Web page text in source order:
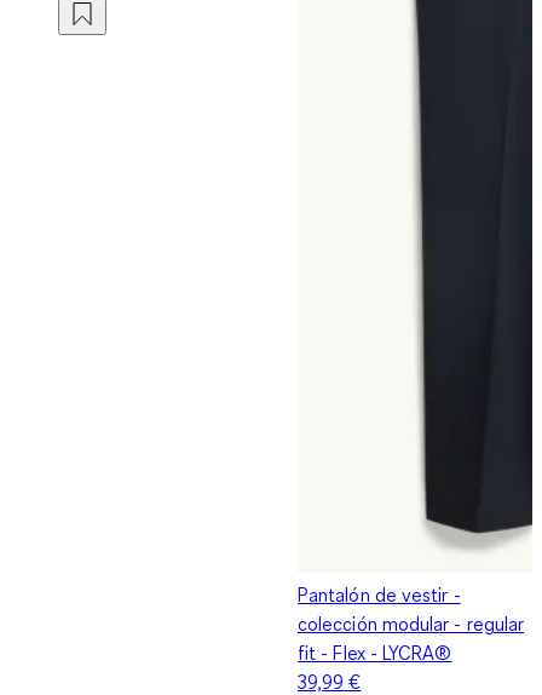
Pantalón de vestir -
colección modular - regular
fit - Flex - LYCRA®
39,99 €